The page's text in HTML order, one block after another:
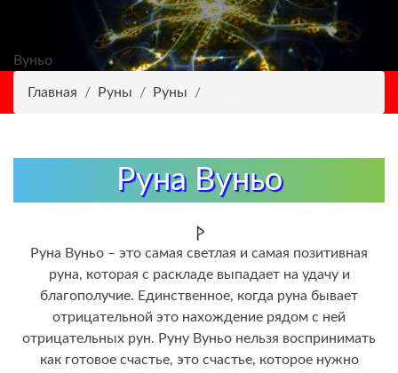
Вуньо
Главная Руны Руны
Руна Вуньо
Руна Вуньо – это самая светлая и самая позитивная
руна, которая с раскладе выпадает на удачу и
благополучие. Единственное, когда руна бывает
отрицательной это нахождение рядом с ней
отрицательных рун. Руну Вуньо нельзя воспринимать
как готовое счастье, это счастье, которое нужно